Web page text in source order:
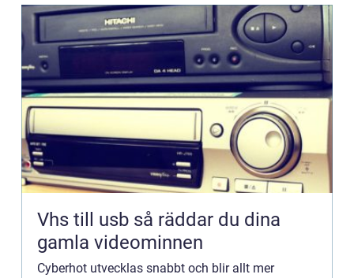
Vhs till usb så räddar du dina
gamla videominnen
Cyberhot utvecklas snabbt och blir allt mer